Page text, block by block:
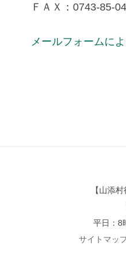
ＦＡＸ：0743-85-
メールフォームに
【山添
平日：8
サイトマッ